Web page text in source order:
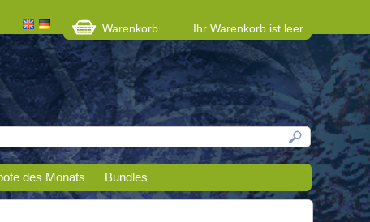
Warenkorb Ihr Warenkorb ist leer
des Monats Bundles